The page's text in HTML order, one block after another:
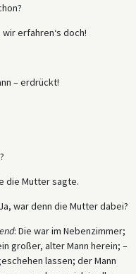
erfahren‘s doch!
– erdrückt!
die Mutter sagte.
war denn die Mutter dabei?
: Die war im Nebenzimmer;
großer, alter Mann herein; –
lassen; der Mann